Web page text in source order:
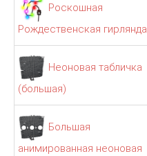
Роскошная
Рождественская гирлянда
Неоновая табличка
(большая)
Большая
анимированная неоновая